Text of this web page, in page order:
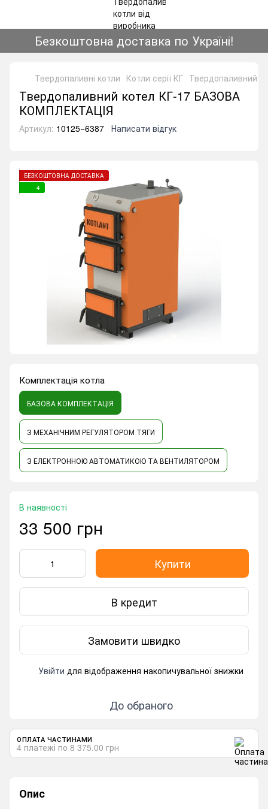
Безкоштовна доставка по Україні!
Твердопаливні котли Котли серії КГ Твердопаливний
Твердопаливний котел КГ-17 БАЗОВА
КОМПЛЕКТАЦІЯ
Артикул: 10125−6387 Написати відгук
БЕЗКОШТОВНА ДОСТАВКА
4
Комплектація котла
БАЗОВА КОМПЛЕКТАЦІЯ
З МЕХАНІЧНИМ РЕГУЛЯТОРОМ ТЯГИ
З ЕЛЕКТРОННОЮ АВТОМАТИКОЮ ТА ВЕНТИЛЯТОРОМ
В наявності
33 500 грн
Купити
В кредит
Замовити швидко
Увійти для відображення накопичувальної знижки
До обраного
ОПЛАТА ЧАСТИНАМИ
4 платежі по 8 375.00 грн
Опис